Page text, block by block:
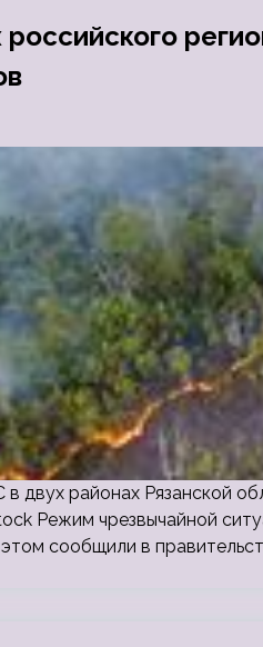
российского
в двух районах Рязанской
Режим чрезвычайной
сообщили в